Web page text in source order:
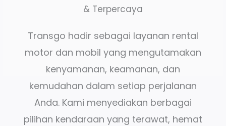
& Terpercaya
Transgo hadir sebagai layanan rental
motor dan mobil yang mengutamakan
kenyamanan, keamanan, dan
kemudahan dalam setiap perjalanan
Anda. Kami menyediakan berbagai
pilihan kendaraan yang terawat, hemat